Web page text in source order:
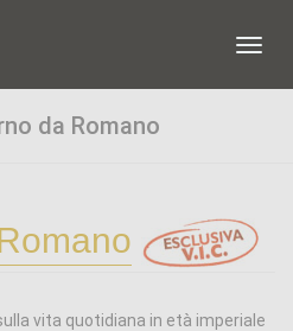
da Romano
vita quotidiana in età imperiale